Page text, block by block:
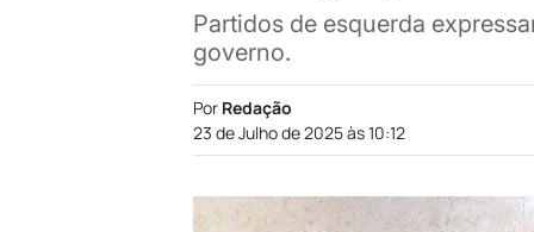
Partidos de esquerda
governo.
Por Redação
23 de Julho de 2025 às 10:12